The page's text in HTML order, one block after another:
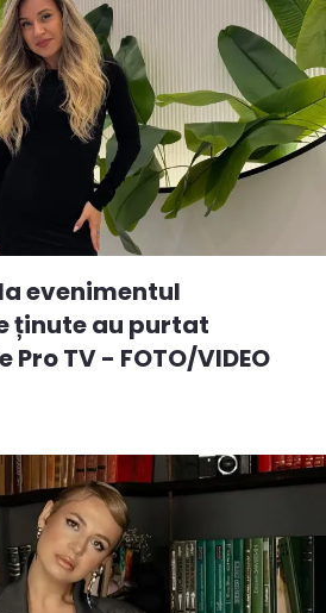
evenimentul
ținute au purtat
TV - FOTO/VIDEO